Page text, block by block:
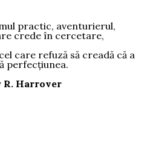
practic, aventurierul,
crede în cercetare,
care refuză să creadă că a
perfecțiunea.
R. Harrover